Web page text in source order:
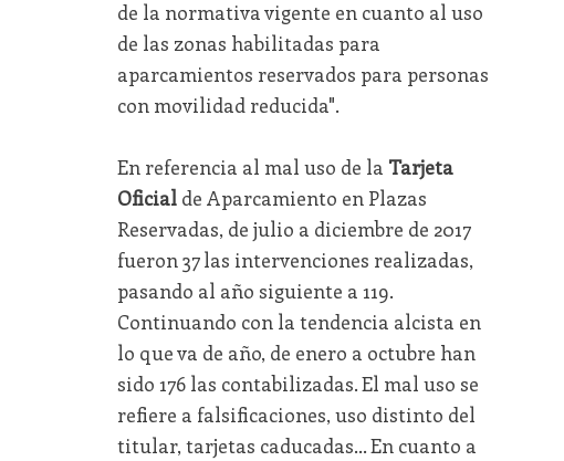
de la normativa vigente en cuanto al uso
de las zonas habilitadas para
aparcamientos reservados para personas
con movilidad reducida".
En referencia al mal uso de la Tarjeta
Oficialde Aparcamiento en Plazas
Reservadas, de julio a diciembre de 2017
fueron 37 las intervenciones realizadas,
pasando al año siguiente a 119.
Continuando con la tendencia alcista en
lo que va de año, de enero a octubre han
sido 176 las contabilizadas. El mal uso se
refiere a falsificaciones, uso distinto del
titular, tarjetas caducadas... En cuanto a